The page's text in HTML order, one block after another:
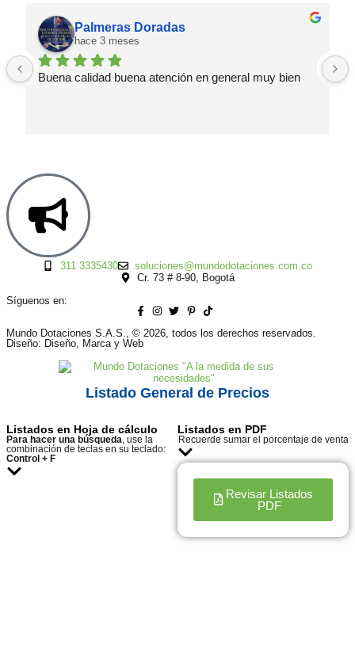
Palmeras Doradas
hace 3 meses
Buena calidad buena atención en general muy bien
311 3335430
soluciones@mundodotaciones.com.co
Cr. 73 # 8-90, Bogotá
Síguenos en:
Mundo Dotaciones S.A.S., © 2026, todos los derechos reservados.
Diseño: Diseño, Marca y Web
Listado General de Precios
Listados en Hoja de cálculo
Para hacer una búsqueda , use la
combinación de teclas en su teclado:
Control + F
Listados en PDF
Recuerde sumar el porcentaje de venta
Revisar Listados
PDF